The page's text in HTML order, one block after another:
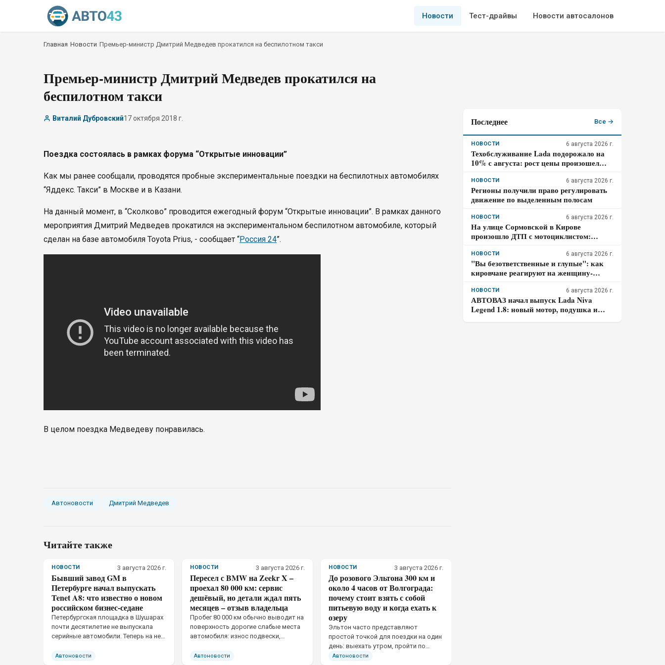
Новости Тест-драйвы Новости автосалонов
Главная Новости Премьер-министр Дмитрий Медведев прокатился на беспилотном такси
Премьер-министр Дмитрий Медведев прокатился на
беспилотном такси
Виталий Дубровский17 октября 2018 г.
Поездка состоялась в рамках форума “Открытые инновации”
Как мы ранее сообщали, проводятся пробные экспериментальные поездки на беспилотных автомобилях
“Яддекс. Такси” в Москве и в Казани.
На данный момент, в “Сколково” проводится ежегодный форум “Открытые инновации”. В рамках данного
мероприятия Дмитрий Медведев прокатился на экспериментальном беспилотном автомобиле, который
сделан на базе автомобиля Toyota Prius, - сообщает “Россия 24”.
В целом поездка Медведеву понравилась.
Автоновости Дмитрий Медведев
Читайте также
НОВОСТИ 3 августа 2026 г.
Бывший завод GM в
Петербурге начал выпускать
Tenet A8: что известно о новом
российском бизнес-седане
Петербургская площадка в Шушарах
почти десятилетие не выпускала
серийные автомобили. Теперь на ней
завод начал не крупноузловую
Автоновости
НОВОСТИ 3 августа 2026 г.
Пересел с BMW на Zeekr X –
проехал 80 000 км: сервис
дешёвый, но детали ждал пять
месяцев – отзыв владельца
Пробег 80 000 км обычно выводит на
поверхность дорогие слабые места
автомобиля: износ подвески,
Zeekr X главным ограничением
Автоновости
НОВОСТИ 3 августа 2026 г.
До розового Эльтона 300 км и
около 4 часов от Волгограда:
почему стоит взять с собой
питьевую воду и когда ехать к
озеру
Эльтон часто представляют
простой точкой для поездки на один
день: выехать утром, пройти по
соляной корке и вернуться в
Автоновости
Последнее Все →
НОВОСТИ 6 августа 2026 г.
Техобслуживание Lada подорожало на
10% с августа: рост цены произошел
НОВОСТИ 6 августа 2026 г.
Регионы получили право регулировать
движение по выделенным полосам
НОВОСТИ 6 августа 2026 г.
На улице Сормовской в Кирове
произошло ДТП с мотоциклистом:
НОВОСТИ 6 августа 2026 г.
"Вы безответственные и глупые": как
кировчане реагируют на женщину-
НОВОСТИ 6 августа 2026 г.
АВТОВАЗ начал выпуск Lada Niva
Legend 1.8: новый мотор, подушка и